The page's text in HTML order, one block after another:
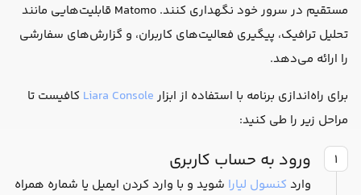
مستقیم در سرور خود نگهداری کنند. Matomo قابلیت‌هایی مانند
تحلیل ترافیک، پیگیری فعالیت‌های کاربران، و گزارش‌های سفارشی
را ارائه می‌دهد.
برای راه‌اندازی برنامه با استفاده از ابزار Liara Console کافیست تا
مراحل زیر را طی کنید:
۱ ورود به حساب کاربری
وارد کنسول لیارا شوید و با وارد کردن ایمیل یا شماره همراه